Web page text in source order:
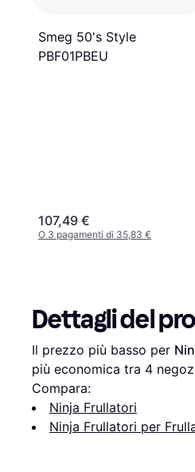
Smeg 50's Style
PBF01PBEU
107,49 €
O 3 pagamenti di 35,83 €
Dettagli del
Il prezzo più basso per
più economica tra 4
Compara:
Ninja Frullatori
Ninja Frullatori per